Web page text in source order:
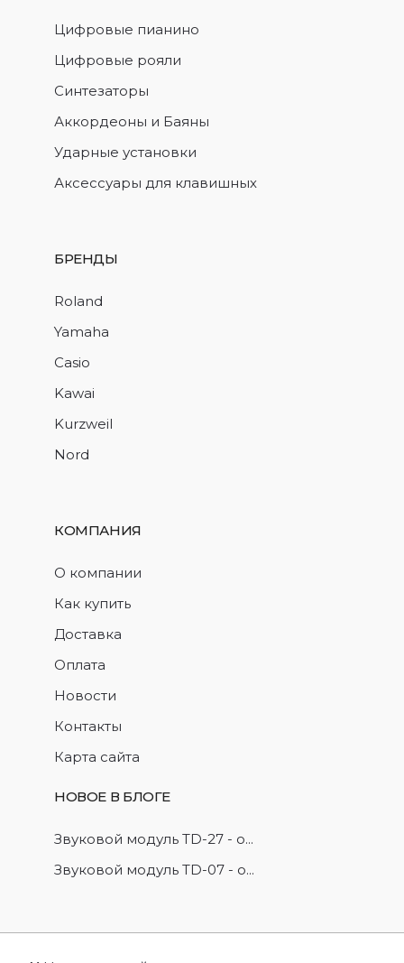
Цифровые пианино
Цифровые рояли
Синтезаторы
Аккордеоны и Баяны
Ударные установки
Аксессуары для клавишных
БРЕНДЫ
Roland
Yamaha
Casio
Kawai
Kurzweil
Nord
КОМПАНИЯ
О компании
Как купить
Доставка
Оплата
Новости
Контакты
Карта сайта
НОВОЕ В БЛОГЕ
Звуковой модуль TD-27 - о...
Звуковой модуль TD-07 - о...